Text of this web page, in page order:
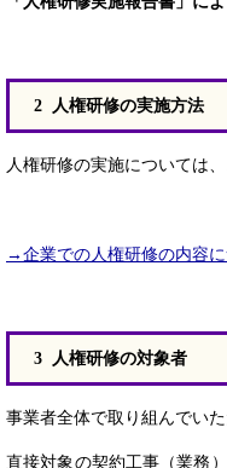
2 人権研修の実施方法
人権研修の実施については
→企業での人権研修の内容
3 人権研修の対象者
事業者全体で取り組んでい
直接対象の契約工事（業務